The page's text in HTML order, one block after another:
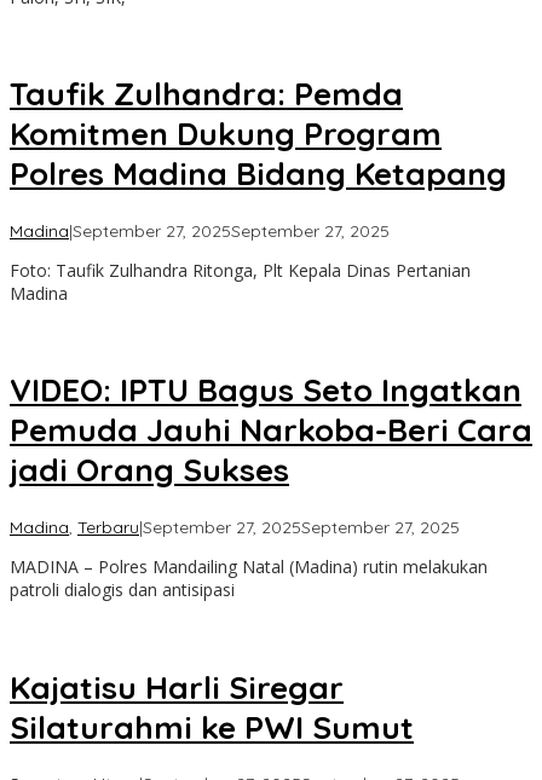
Taufik Zulhandra: Pemda
Komitmen Dukung Program
Polres Madina Bidang Ketapang
Madina|September 27, 2025September 27, 2025
Foto: Taufik Zulhandra Ritonga, Plt Kepala Dinas Pertanian
Madina
VIDEO: IPTU Bagus Seto Ingatkan
Pemuda Jauhi Narkoba-Beri Cara
jadi Orang Sukses
Madina, Terbaru|September 27, 2025September 27, 2025
MADINA – Polres Mandailing Natal (Madina) rutin melakukan
patroli dialogis dan antisipasi
Kajatisu Harli Siregar
Silaturahmi ke PWI Sumut